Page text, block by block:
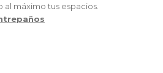
máximo tus espacios.